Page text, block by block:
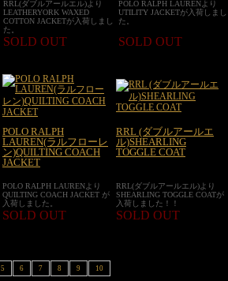
RRL(ダブルアールエル)より
LEATHERYORK WAXED
COTTON JACKETが入荷しまし
た。
POLO RALPH LAURENより
UTILITY JACKETが入荷しまし
た。
SOLD OUT SOLD OUT
POLO RALPH
LAUREN(ラルフローレ
ン)QUILTING COACH
JACKET
RRL (ダブルアールエ
ル)SHEARLING
TOGGLE COAT
POLO RALPH LAURENより
QUILTING COACH JACKET が
入荷しました。
RRL(ダブルアールエル)より
SHEARLING TOGGLE COATが
入荷しました！！
SOLD OUT SOLD OUT
5 6 7 8 9 10